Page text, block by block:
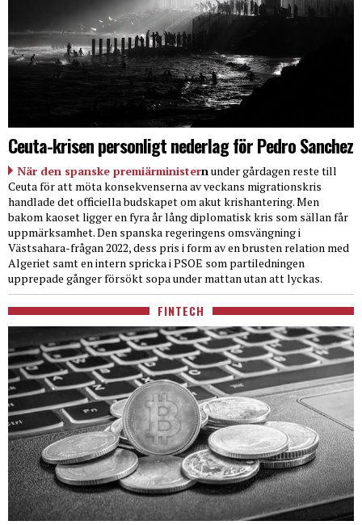
Ceuta-krisen personligt nederlag för Pedro Sanchez
När den spanske premiärministern under gårdagen reste till
Ceuta för att möta konsekvenserna av veckans migrationskris
handlade det officiella budskapet om akut krishantering. Men
bakom kaoset ligger en fyra år lång diplomatisk kris som sällan får
uppmärksamhet. Den spanska regeringens omsvängning i
Västsahara-frågan 2022, dess pris i form av en brusten relation med
Algeriet samt en intern spricka i PSOE som partiledningen
upprepade gånger försökt sopa under mattan utan att lyckas.
FINTECH